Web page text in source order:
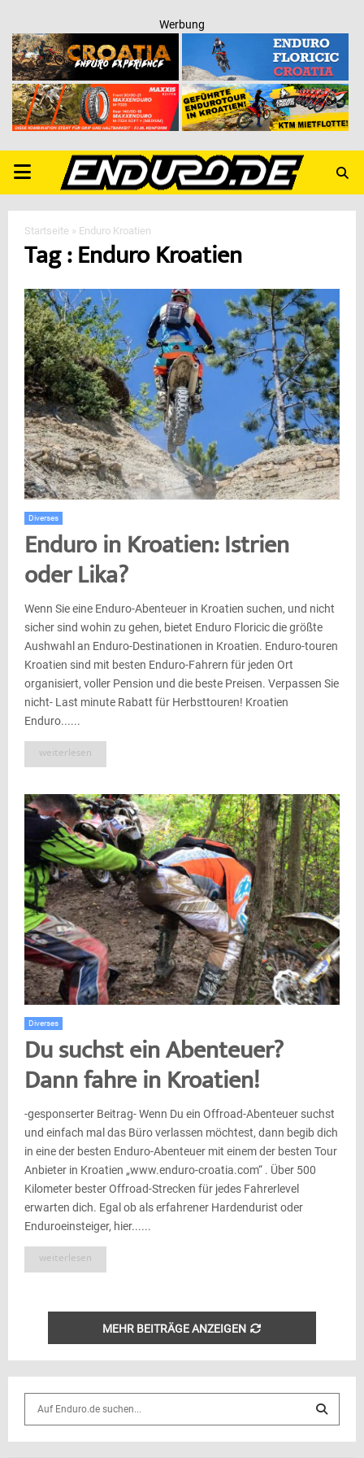
Werbung
PRIMARY
MENU
Startseite » Enduro Kroatien
Tag : Enduro Kroatien
Diverses
Enduro in Kroatien: Istrien
oder Lika?
Wenn Sie eine Enduro-Abenteuer in Kroatien suchen, und nicht
sicher sind wohin zu gehen, bietet Enduro Floricic die größte
Aushwahl an Enduro-Destinationen in Kroatien. Enduro-touren
Kroatien sind mit besten Enduro-Fahrern für jeden Ort
organisiert, voller Pension und die beste Preisen. Verpassen Sie
nicht- Last minute Rabatt für Herbsttouren! Kroatien
Enduro......
weiterlesen
Diverses
Du suchst ein Abenteuer?
Dann fahre in Kroatien!
-gesponserter Beitrag- Wenn Du ein Offroad-Abenteuer suchst
und einfach mal das Büro verlassen möchtest, dann begib dich
in eine der besten Enduro-Abenteuer mit einem der besten Tour
Anbieter in Kroatien „www.enduro-croatia.com“ . Über 500
Kilometer bester Offroad-Strecken für jedes Fahrerlevel
erwarten dich. Egal ob als erfahrener Hardendurist oder
Enduroeinsteiger, hier......
weiterlesen
MEHR BEITRÄGE ANZEIGEN
S